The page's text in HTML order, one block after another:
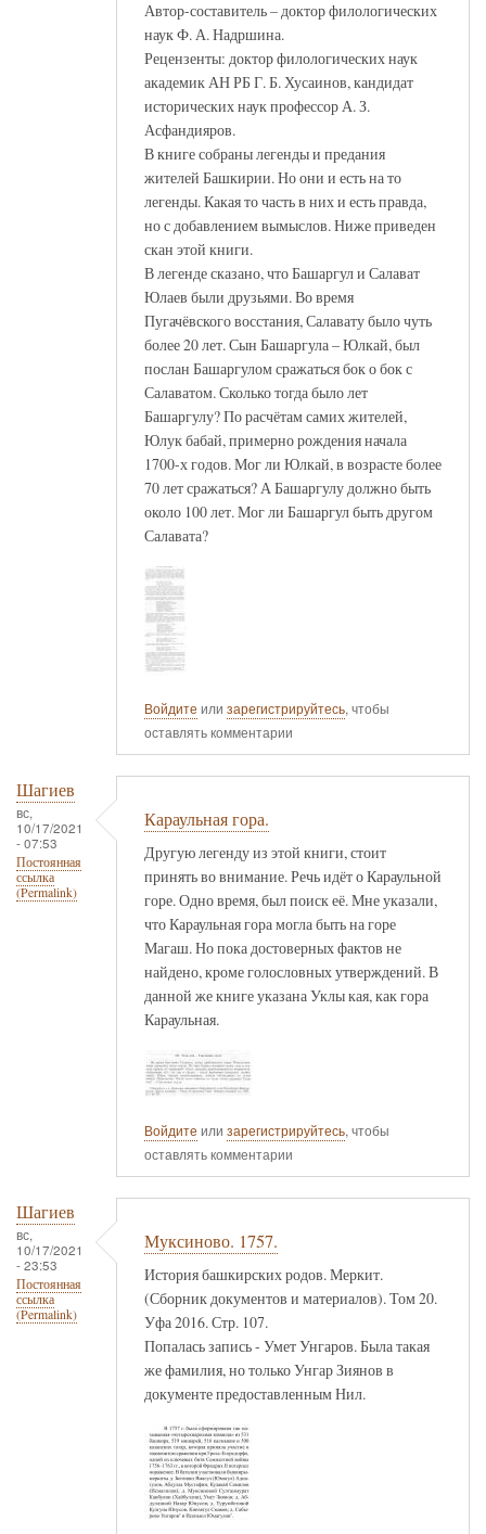
Автор-составитель – доктор филологических
наук Ф. А. Надршина.
Рецензенты: доктор филологических наук
академик АН РБ Г. Б. Хусаинов, кандидат
исторических наук профессор А. З.
Асфандияров.
В книге собраны легенды и предания
жителей Башкирии. Но они и есть на то
легенды. Какая то часть в них и есть правда,
но с добавлением вымыслов. Ниже приведен
скан этой книги.
В легенде сказано, что Башаргул и Салават
Юлаев были друзьями. Во время
Пугачёвского восстания, Салавату было чуть
более 20 лет. Сын Башаргула – Юлкай, был
послан Башаргулом сражаться бок о бок с
Салаватом. Сколько тогда было лет
Башаргулу? По расчётам самих жителей,
Юлук бабай, примерно рождения начала
1700-х годов. Мог ли Юлкай, в возрасте более
70 лет сражаться? А Башаргулу должно быть
около 100 лет. Мог ли Башаргул быть другом
Салавата?
Войдите или зарегистрируйтесь, чтобы
оставлять комментарии
Шагиев
вс,
10/17/2021
- 07:53
Постоянная
ссылка
(Permalink)
Караульная гора.
Другую легенду из этой книги, стоит
принять во внимание. Речь идёт о Караульной
горе. Одно время, был поиск её. Мне указали,
что Караульная гора могла быть на горе
Магаш. Но пока достоверных фактов не
найдено, кроме голословных утверждений. В
данной же книге указана Уклы кая, как гора
Караульная.
Войдите или зарегистрируйтесь, чтобы
оставлять комментарии
Шагиев
вс,
10/17/2021
- 23:53
Постоянная
ссылка
(Permalink)
Муксиново. 1757.
История башкирских родов. Меркит.
(Сборник документов и материалов). Том 20.
Уфа 2016. Стр. 107.
Попалась запись - Умет Унгаров. Была такая
же фамилия, но только Унгар Зиянов в
документе предоставленным Нил.